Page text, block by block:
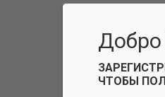
ЧТОБЫ